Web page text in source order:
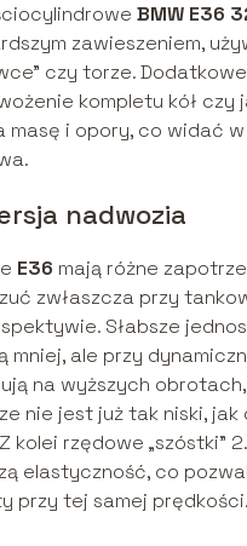
BMW E36
zawieszeniem,
czy torze.
kompletu kół czy
masę i opory, co widać
nadwozia
E36 mają różne
zwłaszcza przy
Słabsze
mniej, ale przy
na wyższych
nie jest już tak niski, jak
kolei rzędowe „szóstki”
elastyczność, co
przy tej samej prędkości.